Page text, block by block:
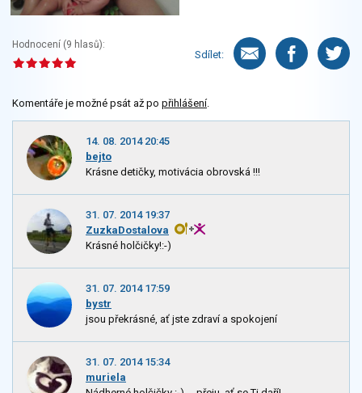
Hodnocení (9 hlasů):
Sdílet:
Komentáře je možné psát až po přihlášení.
14. 08. 2014 20:45
bejto
Krásne detičky, motivácia obrovská !!!
31. 07. 2014 19:37
ZuzkaDostalova
Krásné holčičky!:-)
31. 07. 2014 17:59
bystr
jsou překrásné, ať jste zdraví a spokojení
31. 07. 2014 15:34
muriela